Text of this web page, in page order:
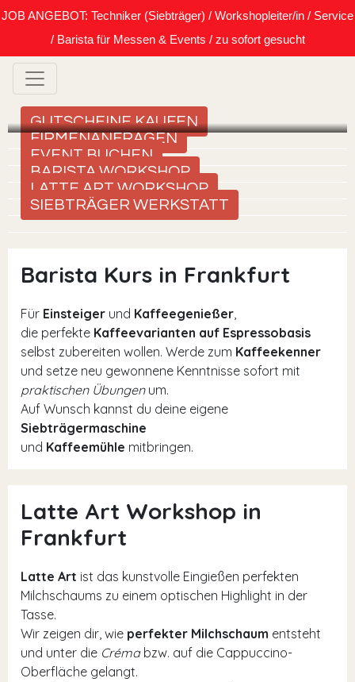
JOB ANGEBOT: Techniker (Siebträger) / Workshopleiter/in / Service
/ Barista für Messen & Events / zu sofort gesucht
GUTSCHEINE KAUFEN
FIRMENANFRAGEN
EVENT BUCHEN
BARISTA WORKSHOP
LATTE ART WORKSHOP
SIEBTRÄGER WERKSTATT
Barista Kurs in Frankfurt
Für Einsteiger und Kaffeegenießer,
die perfekte Kaffeevarianten auf Espressobasis
selbst zubereiten wollen. Werde zum Kaffeekenner
und setze neu gewonnene Kenntnisse sofort mit
praktischen Übungenum.
Auf Wunsch kannst du deine eigene
Siebträgermaschine
und Kaffeemühle mitbringen.
Latte Art Workshop in
Frankfurt
Latte Art ist das kunstvolle Eingießen perfekten
Milchschaums zu einem optischen Highlight in der
Tasse.
Wir zeigen dir, wie perfekter Milchschaum entsteht
und unter die Crémabzw. auf die Cappuccino-
Oberfläche gelangt.